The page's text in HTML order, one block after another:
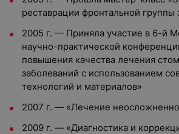
реставрации фронтальной группы
2005 г. — Приняла участие в 6-й
научно-практической
повышения качества лечения
заболеваний с использованием
технологий и материалов»
2007 г. — «Лечение
2009 г. — «Диагностика и